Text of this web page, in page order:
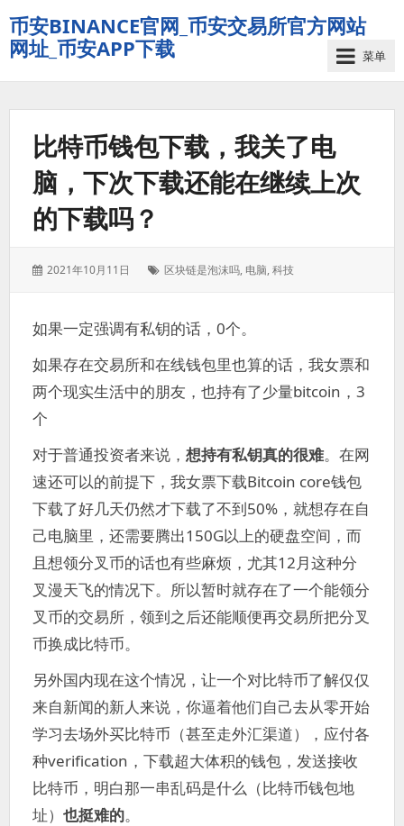
币安BINANCE官网_币安交易所官方网站
网址_币安APP下载
菜单
比特币钱包下载，我关了电
脑，下次下载还能在继续上次
的下载吗？
发
2021年10月11日
标
区块链是泡沫吗, 电脑,科技
如果一定强调有私钥的话，0个。
如果存在交易所和在线钱包里也算的话，我女票和
两个现实生活中的朋友，也持有了少量bitcoin，3
个
对于普通投资者来说， 想持有私钥真的很难。在网
速还可以的前提下，我女票下载Bitcoin core钱包
下载了好几天仍然才下载了不到50%，就想存在自
己电脑里，还需要腾出150G以上的硬盘空间，而
且想领分叉币的话也有些麻烦，尤其12月这种分
叉漫天飞的情况下。所以暂时就存在了一个能领分
叉币的交易所，领到之后还能顺便再交易所把分叉
币换成比特币。
另外国内现在这个情况，让一个对比特币了解仅仅
来自新闻的新人来说，你逼着他们自己去从零开始
学习去场外买比特币（甚至走外汇渠道），应付各
种verification，下载超大体积的钱包，发送接收
比特币，明白那一串乱码是什么（比特币钱包地
址） 也挺难的。